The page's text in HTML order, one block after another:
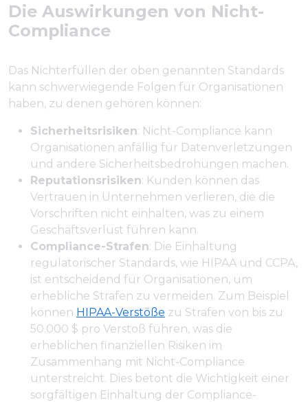
Die Auswirkungen von Nicht-
Compliance
Das Nichterfüllen der oben genannten Standards
kann schwerwiegende Folgen für Organisationen
haben, zu denen gehören können:
Sicherheitsrisiken: Nicht-Compliance kann
Organisationen anfällig für Datenverletzungen
und andere Sicherheitsbedrohungen machen.
Reputationsrisiken: Kunden können das
Vertrauen in Unternehmen verlieren, die die
Vorschriften nicht einhalten, was zu einem
Geschäftsverlust führen kann.
Compliance-Strafen: Die Einhaltung
regulatorischer Standards, wie HIPAA und CCPA,
ist entscheidend für Organisationen, um
erhebliche Strafen zu vermeiden. Zum Beispiel
können HIPAA-Verstöße zu Strafen von bis zu
50.000 $ pro Verstoß führen, was die
erheblichen finanziellen Risiken im
Zusammenhang mit Nicht-Compliance
unterstreicht. Dies betont die Wichtigkeit einer
sorgfältigen Einhaltung der Compliance-